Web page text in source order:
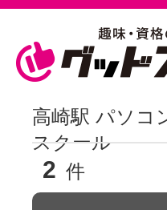
高崎駅 パソコ
スクール
2 件